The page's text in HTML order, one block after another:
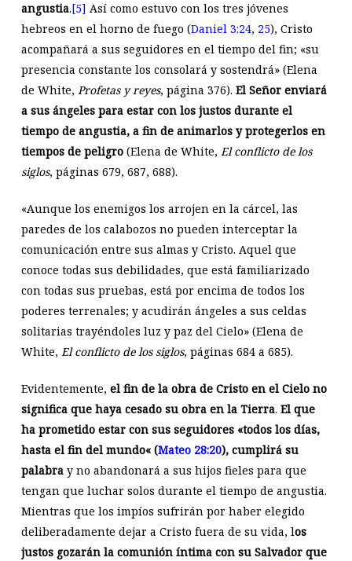
angustia.[5] Así como estuvo con los tres jóvenes
hebreos en el horno de fuego (Daniel 3:24, 25), Cristo
acompañará a sus seguidores en el tiempo del fin; «su
presencia constante los consolará y sostendrá» (Elena
de White, Profetas y reyes, página 376). El Señor enviará
a sus ángeles para estar con los justos durante el
tiempo de angustia, a fin de animarlos y protegerlos en
tiempos de peligro(Elena de White, El conflicto de los
siglos, páginas 679, 687, 688).
«Aunque los enemigos los arrojen en la cárcel, las
paredes de los calabozos no pueden interceptar la
comunicación entre sus almas y Cristo. Aquel que
conoce todas sus debilidades, que está familiarizado
con todas sus pruebas, está por encima de todos los
poderes terrenales; y acudirán ángeles a sus celdas
solitarias trayéndoles luz y paz del Cielo» (Elena de
White, El conflicto de los siglos, páginas 684 a 685).
Evidentemente, el fin de la obra de Cristo en el Cielo no
significa que haya cesado su obra en la Tierra. El que
ha prometido estar con sus seguidores «todos los días,
hasta el fin del mundo« (Mateo 28:20), cumplirá su
palabray no abandonará a sus hijos fieles para que
tengan que luchar solos durante el tiempo de angustia.
Mientras que los impíos sufrirán por haber elegido
deliberadamente dejar a Cristo fuera de su vida, los
justos gozarán la comunión íntima con su Salvador que